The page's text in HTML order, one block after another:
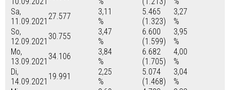
Sa,
11.09.2021
27.577
3,11
%
5.465
(1.323)
3,27
%
So,
12.09.2021
30.755
3,47
%
6.600
(1.599)
3,95
%
Mo,
13.09.2021
34.106
3,84
%
6.682
(1.705)
4,00
%
Di,
14.09.2021
19.991
2,25
%
5.074
(1.468)
3,04
%